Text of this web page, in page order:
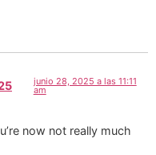
junio 28, 2025 a las 11:11
am
now not really much